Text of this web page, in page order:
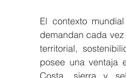
El contexto
demandan cada
territorial,
posee una ventaja